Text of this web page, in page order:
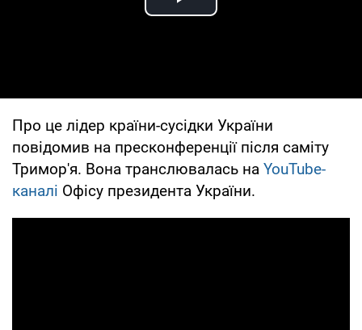
Play Video
Про це лідер країни-сусідки України
повідомив на пресконференції після саміту
Тримор'я. Вона транслювалась на YouTube-
каналі Офісу президента України.